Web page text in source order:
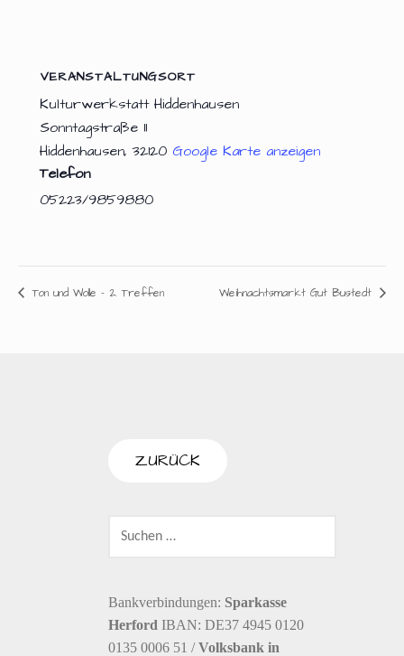
VERANSTALTUNGSORT
Kulturwerkstatt Hiddenhausen
Sonntagstraße 11
Hiddenhausen, 32120 Google Karte anzeigen
Telefon
05223/9859880
Ton und Wolle – 2. Treffen Weihnachtsmarkt Gut Bustedt
NACH:
Bankverbindungen: Sparkasse
HerfordIBAN: DE37 4945 0120
0135 0006 51 /Volksbank in